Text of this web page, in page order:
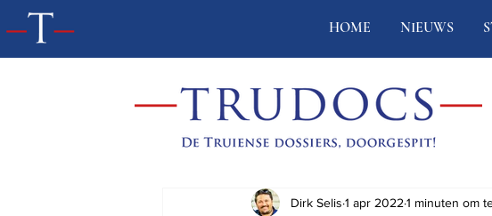
HOME NIEUWS
Dirk Selis 1 apr 2022 1 minuten om